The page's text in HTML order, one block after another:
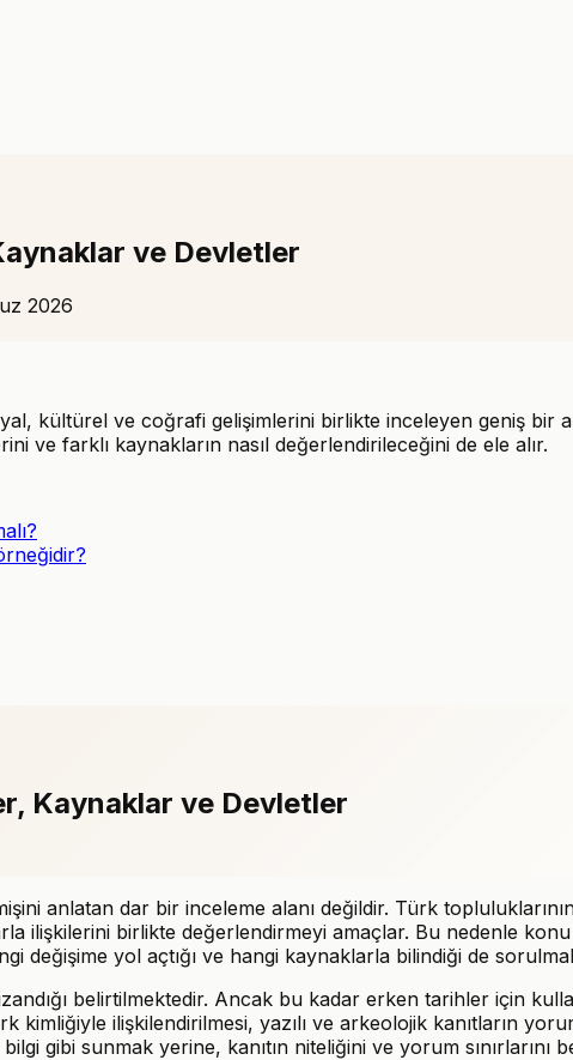
ve Devletler
2026
kültürel ve coğrafi gelişimlerini birlikte inceleyen geniş bir
ve farklı kaynakların nasıl değerlendirileceğini de ele alır.
Kaynaklar ve Devletler
anlatan dar bir inceleme alanı değildir. Türk
ilişkilerini birlikte değerlendirmeyi amaçlar. Bu nedenle konu
değişime yol açtığı ve hangi kaynaklarla bilindiği de
belirtilmektedir. Ancak bu kadar erken tarihler için
kimliğiyle ilişkilendirilmesi, yazılı ve arkeolojik kanıtların
gibi sunmak yerine, kanıtın niteliğini ve yorum sınırlarını